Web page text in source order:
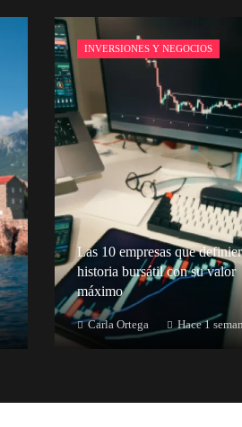
INVERSIONES Y NEGOCIOS
Las 10 empresas que
historia bursátil con su valor
máximo
Carla Ortega Hace 1